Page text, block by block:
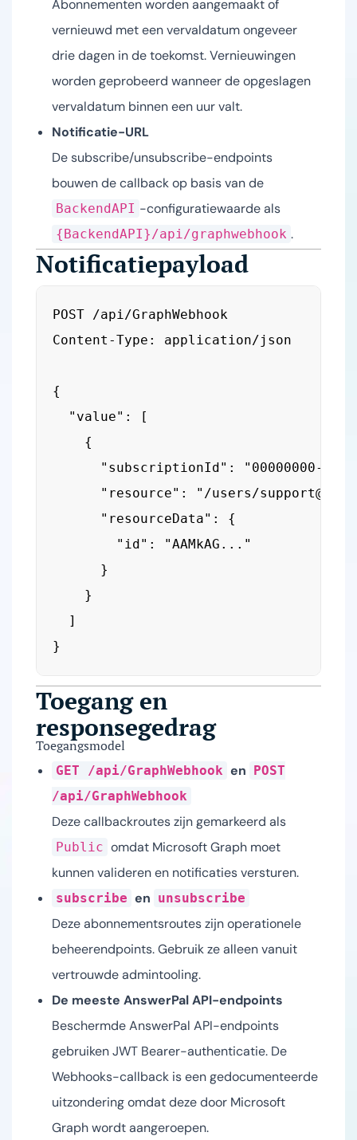
Abonnementen worden aangemaakt of
vernieuwd met een vervaldatum ongeveer
drie dagen in de toekomst. Vernieuwingen
worden geprobeerd wanneer de opgeslagen
vervaldatum binnen een uur valt.
Notificatie-URL
De subscribe/unsubscribe-endpoints
bouwen de callback op basis van de
BackendAPI -configuratiewaarde als
{BackendAPI}/api/graphwebhook .
Notificatiepayload
POST /api/GraphWebhook
Content-Type: application/json
{
  "value": [
    {
"subscriptionId": "00000000-
      "resource": "/users/
      "resourceData": {
        "id": "AAMkAG..."
      }
    }
  ]
}
Toegang en
responsegedrag
Toegangsmodel
GET /api/GraphWebhook en
POST
/api/GraphWebhook
Deze callbackroutes zijn gemarkeerd als
Public omdat Microsoft Graph moet
kunnen valideren en notificaties versturen.
subscribe en unsubscribe
Deze abonnementsroutes zijn operationele
beheerendpoints. Gebruik ze alleen vanuit
vertrouwde admintooling.
De meeste AnswerPal API-endpoints
Beschermde AnswerPal API-endpoints
gebruiken JWT Bearer-authenticatie. De
Webhooks-callback is een gedocumenteerde
uitzondering omdat deze door Microsoft
Graph wordt aangeroepen.